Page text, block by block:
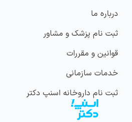
درباره ما
ثبت نام پزشک و مشاور
قوانین و مقررات
خدمات سازمانی
ثبت نام داروخانه اسنپ دکتر